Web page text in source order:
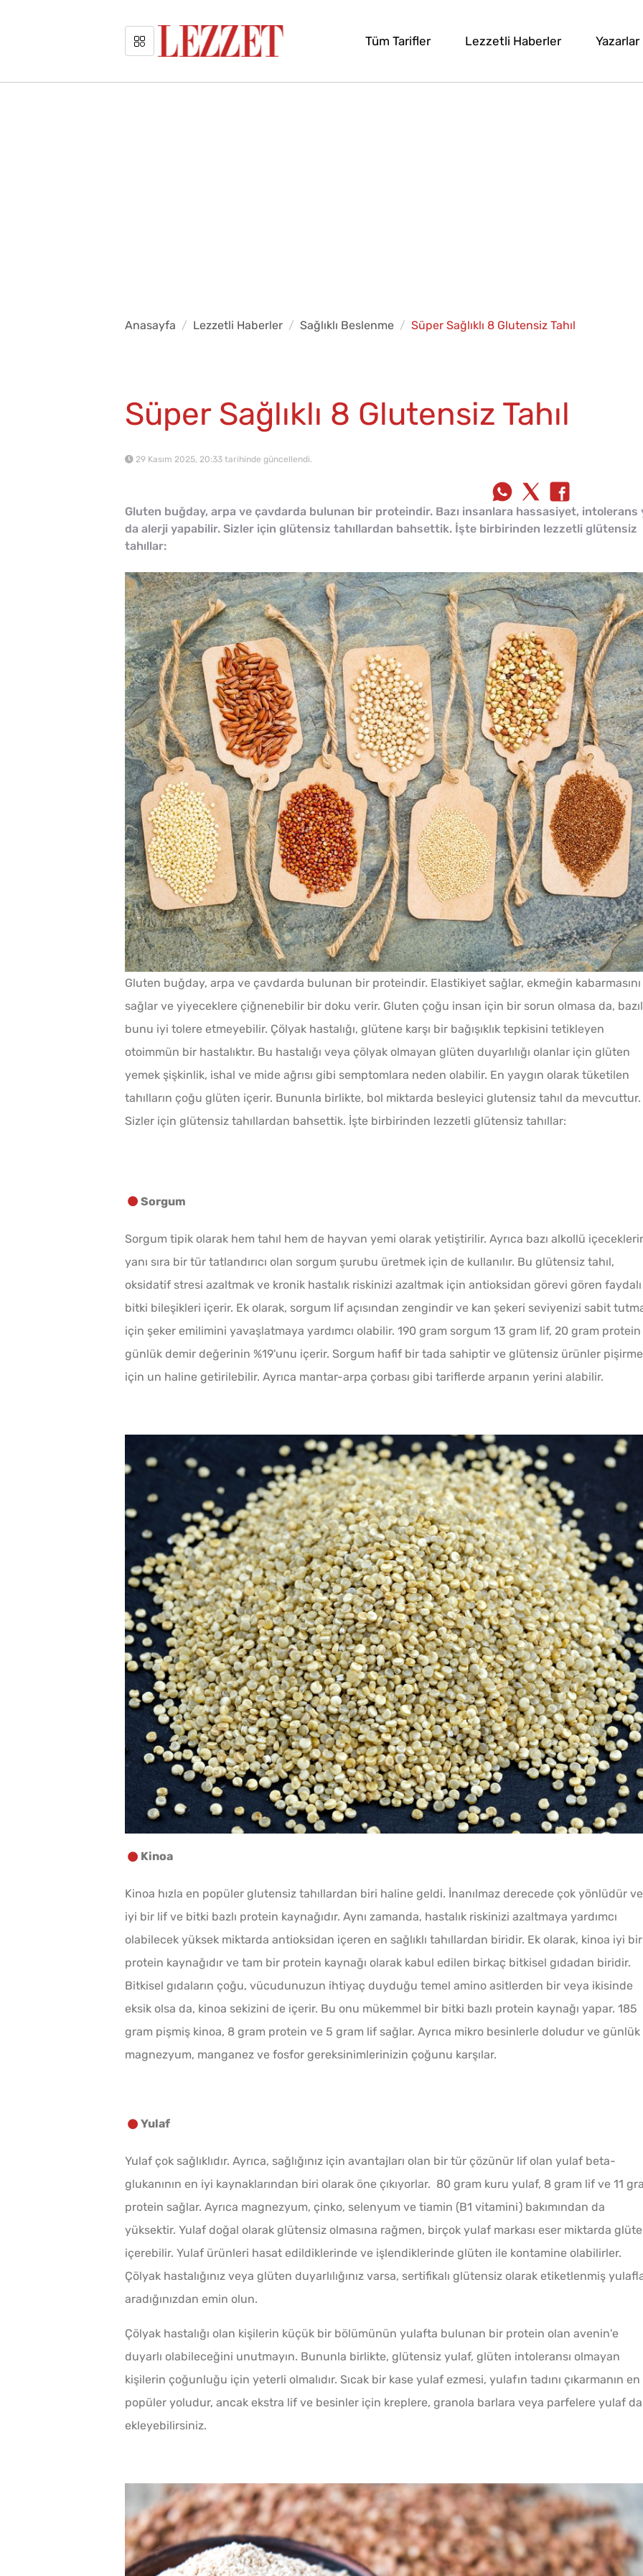
Tüm Tarifler Lezzetli Haberler Yazarlar
Anasayfa Lezzetli Haberler Sağlıklı Beslenme Süper Sağlıklı 8 Glutensiz Tahıl
Süper Sağlıklı 8 Glutensiz Tahıl
29 Kasım 2025, 20:33 tarihinde güncellendi.
Gluten buğday, arpa ve çavdarda bulunan bir proteindir. Bazı insanlara hassasiyet, intolerans
da alerji yapabilir. Sizler için glütensiz tahıllardan bahsettik. İşte birbirinden lezzetli glütensiz
tahıllar:
Tarhana Hamuru Kaç Gün
Mayalandırılır?
Çiğ Domates Kavanozda
Evde Elma Sirkesi
Yapmanın 4 Püf Noktası
10
Gluten buğday, arpa ve çavdarda bulunan bir proteindir. Elastikiyet sağlar, ekmeğin kabarmasını
sağlar ve yiyeceklere çiğnenebilir bir doku verir. Gluten çoğu insan için bir sorun olmasa da,
bunu iyi tolere etmeyebilir. Çölyak hastalığı, glütene karşı bir bağışıklık tepkisini tetikleyen
otoimmün bir hastalıktır. Bu hastalığı veya çölyak olmayan glüten duyarlılığı olanlar için glüten
yemek şişkinlik, ishal ve mide ağrısı gibi semptomlara neden olabilir. En yaygın olarak tüketilen
tahılların çoğu glüten içerir. Bununla birlikte, bol miktarda besleyici glutensiz tahıl da mevcuttur.
Sizler için glütensiz tahıllardan bahsettik. İşte birbirinden lezzetli glütensiz tahıllar:
Sorgum
Sorgum tipik olarak hem tahıl hem de hayvan yemi olarak yetiştirilir. Ayrıca bazı alkollü
yanı sıra bir tür tatlandırıcı olan sorgum şurubu üretmek için de kullanılır. Bu glütensiz tahıl,
oksidatif stresi azaltmak ve kronik hastalık riskinizi azaltmak için antioksidan görevi gören faydalı
bitki bileşikleri içerir. Ek olarak, sorgum lif açısından zengindir ve kan şekeri seviyenizi sabit
için şeker emilimini yavaşlatmaya yardımcı olabilir. 190 gram sorgum 13 gram lif, 20 gram
günlük demir değerinin %19'unu içerir. Sorgum hafif bir tada sahiptir ve glütensiz ürünler
için un haline getirilebilir. Ayrıca mantar-arpa çorbası gibi tariflerde arpanın yerini alabilir.
Kinoa
Kinoa hızla en popüler glutensiz tahıllardan biri haline geldi. İnanılmaz derecede çok yönlüdür ve
iyi bir lif ve bitki bazlı protein kaynağıdır. Aynı zamanda, hastalık riskinizi azaltmaya yardımcı
olabilecek yüksek miktarda antioksidan içeren en sağlıklı tahıllardan biridir. Ek olarak, kinoa iyi bir
protein kaynağıdır ve tam bir protein kaynağı olarak kabul edilen birkaç bitkisel gıdadan biridir.
Bitkisel gıdaların çoğu, vücudunuzun ihtiyaç duyduğu temel amino asitlerden bir veya ikisinde
eksik olsa da, kinoa sekizini de içerir. Bu onu mükemmel bir bitki bazlı protein kaynağı yapar. 185
gram pişmiş kinoa, 8 gram protein ve 5 gram lif sağlar. Ayrıca mikro besinlerle doludur ve günlük
magnezyum, manganez ve fosfor gereksinimlerinizin çoğunu karşılar.
Yulaf
Yulaf çok sağlıklıdır. Ayrıca, sağlığınız için avantajları olan bir tür çözünür lif olan yulaf beta-
glukanının en iyi kaynaklarından biri olarak öne çıkıyorlar. 80 gram kuru yulaf, 8 gram lif ve 11
protein sağlar. Ayrıca magnezyum, çinko, selenyum ve tiamin (B1 vitamini) bakımından da
yüksektir. Yulaf doğal olarak glütensiz olmasına rağmen, birçok yulaf markası eser miktarda
içerebilir. Yulaf ürünleri hasat edildiklerinde ve işlendiklerinde glüten ile kontamine olabilirler.
Çölyak hastalığınız veya glüten duyarlılığınız varsa, sertifikalı glütensiz olarak etiketlenmiş
aradığınızdan emin olun.
Çölyak hastalığı olan kişilerin küçük bir bölümünün yulafta bulunan bir protein olan avenin'e
duyarlı olabileceğini unutmayın. Bununla birlikte, glütensiz yulaf, glüten intoleransı olmayan
kişilerin çoğunluğu için yeterli olmalıdır. Sıcak bir kase yulaf ezmesi, yulafın tadını çıkarmanın en
popüler yoludur, ancak ekstra lif ve besinler için kreplere, granola barlara veya parfelere yulaf da
ekleyebilirsiniz.